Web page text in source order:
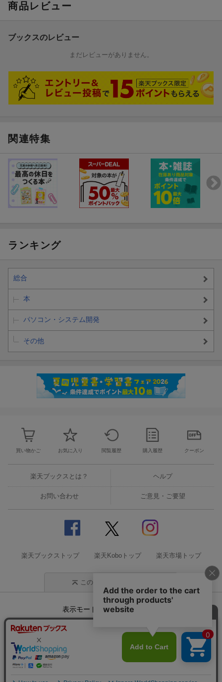
商品レビュー
ブックスのレビュー
まだレビューがありません。
関連特集
ランキング
総合
本
パソコン・システム開発
その他
買い物かご お気に入り 閲覧履歴 購入履歴 クーポン
楽天ブックスとは？ ヘルプ
お問い合わせ ご意見・ご要望
楽天ブックストップ 楽天Koboトップ 楽天市場トップ
このページの先頭に戻る
表示モード モバイル
企業情報 個人情報保護方針
特定商取引法に基づく表記